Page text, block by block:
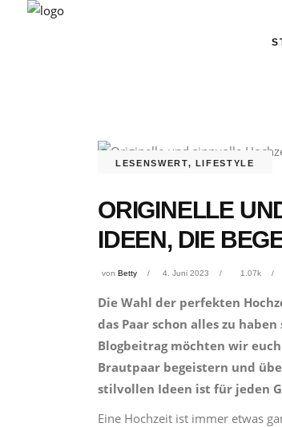
LESENSWERT, LIFESTYLE
ORIGINELLE
IDEEN, DIE
von Betty 4. Juni 2023 1.07k
Die Wahl der perfekten
das Paar schon alles zu
Blogbeitrag möchten wir
Brautpaar begeistern und
stilvollen Ideen ist für jeden
Eine Hochzeit ist immer etwas